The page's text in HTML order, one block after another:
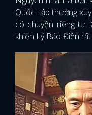
Quốc Lập thường
có chuyện riêng tư.
khiến Lý Bảo Điền